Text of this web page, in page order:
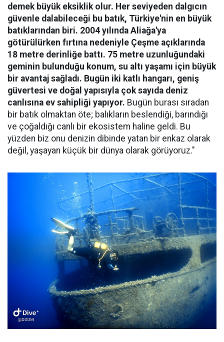
demek büyük eksiklik olur. Her seviyeden dalgıcın
güvenle dalabileceği bu batık, Türkiye'nin en büyük
batıklarından biri. 2004 yılında Aliağa'ya
götürülürken fırtına nedeniyle Çeşme açıklarında
18 metre derinliğe battı. 75 metre uzunluğundaki
geminin bulunduğu konum, su altı yaşamı için büyük
bir avantaj sağladı. Bugün iki katlı hangarı, geniş
güvertesi ve doğal yapısıyla çok sayıda deniz
canlısına ev sahipliği yapıyor. Bugün burası sıradan
bir batık olmaktan öte; balıkların beslendiği, barındığı
ve çoğaldığı canlı bir ekosistem haline geldi. Bu
yüzden biz onu denizin dibinde yatan bir enkaz olarak
değil, yaşayan küçük bir dünya olarak görüyoruz."